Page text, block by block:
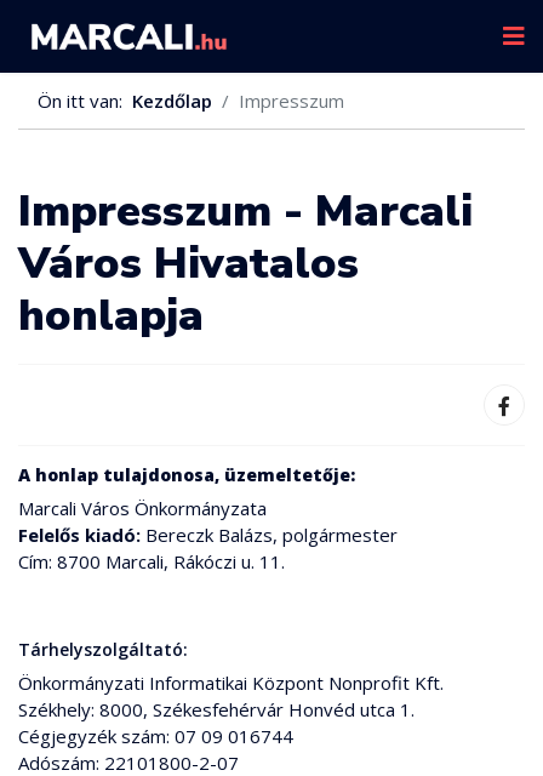
Ön itt van: Kezdőlap Impresszum
Impresszum - Marcali
Város Hivatalos
honlapja
A honlap tulajdonosa, üzemeltetője:
Marcali Város Önkormányzata
Felelős kiadó: Bereczk Balázs, polgármester
Cím: 8700 Marcali, Rákóczi u. 11.
Tárhelyszolgáltató:
Önkormányzati Informatikai Központ Nonprofit Kft.
Székhely: 8000, Székesfehérvár Honvéd utca 1.
Cégjegyzék szám: 07 09 016744
Adószám: 22101800-2-07